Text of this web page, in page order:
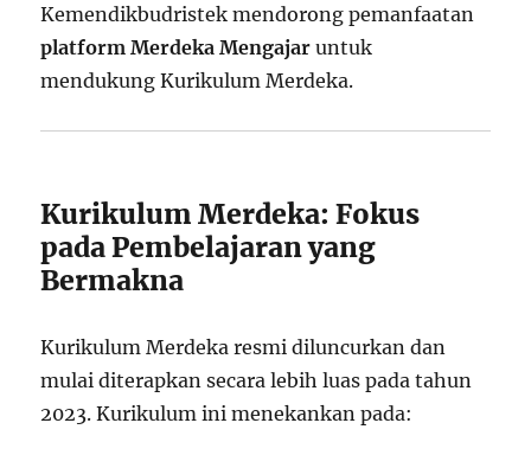
Kemendikbudristek mendorong pemanfaatan
platform Merdeka Mengajar untuk
mendukung Kurikulum Merdeka.
Kurikulum Merdeka: Fokus
pada Pembelajaran yang
Bermakna
Kurikulum Merdeka resmi diluncurkan dan
mulai diterapkan secara lebih luas pada tahun
2023. Kurikulum ini menekankan pada: